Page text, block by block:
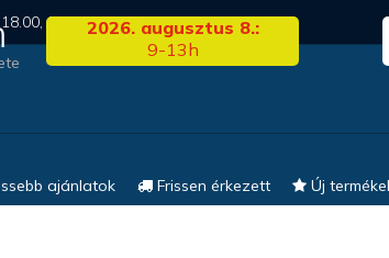
Szo: 09.00-13.00
2026. augusztus 8.:
9-13h
ajánlatok Frissen érkezett Új